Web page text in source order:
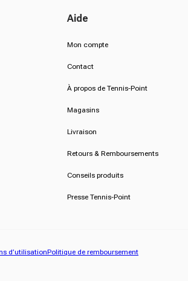
Aide
Mon compte
Contact
À propos de Tennis-Point
Magasins
Livraison
Retours & Remboursements
Conseils produits
Presse Tennis-Point
d’utilisationPolitique de remboursement